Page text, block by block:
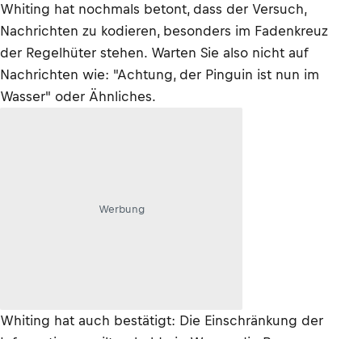
Whiting hat nochmals betont, dass der Versuch,
Nachrichten zu kodieren, besonders im Fadenkreuz
der Regelhüter stehen. Warten Sie also nicht auf
Nachrichten wie: "Achtung, der Pinguin ist nun im
Wasser" oder Ähnliches.
Werbung
Whiting hat auch bestätigt: Die Einschränkung der